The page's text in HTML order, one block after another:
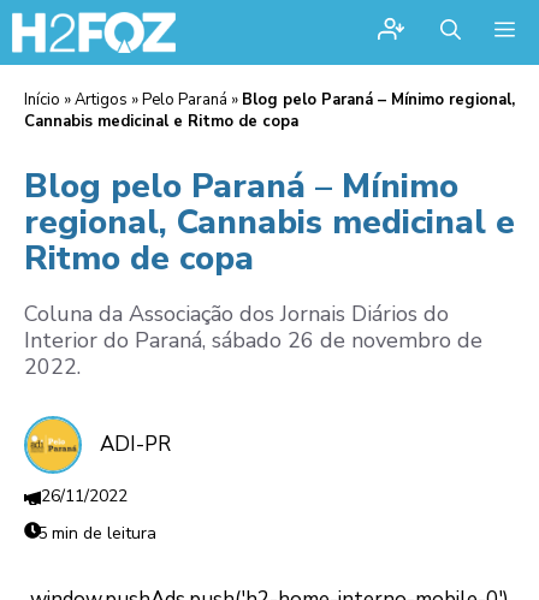
Início »Artigos »Pelo Paraná » Blog pelo Paraná – Mínimo regional,
Cannabis medicinal e Ritmo de copa
Blog pelo Paraná – Mínimo
regional, Cannabis medicinal e
Ritmo de copa
Coluna da Associação dos Jornais Diários do
Interior do Paraná, sábado 26 de novembro de
2022.
ADI-PR
26/11/2022
5 min de leitura